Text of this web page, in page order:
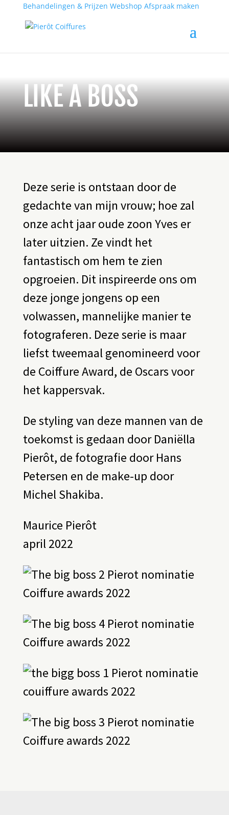
Behandelingen & Prijzen Webshop Afspraak maken
LIKE A BOSS
Deze serie is ontstaan door de
gedachte van mijn vrouw; hoe zal
onze acht jaar oude zoon Yves er
later uitzien. Ze vindt het
fantastisch om hem te zien
opgroeien. Dit inspireerde ons om
deze jonge jongens op een
volwassen, mannelijke manier te
fotograferen. Deze serie is maar
liefst tweemaal genomineerd voor
de Coiffure Award, de Oscars voor
het kappersvak.
De styling van deze mannen van de
toekomst is gedaan door Daniëlla
Pierôt, de fotografie door Hans
Petersen en de make-up door
Michel Shakiba.
Maurice Pierôt
april 2022